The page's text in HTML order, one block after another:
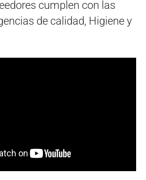
cumplen con las
de calidad, Higiene y